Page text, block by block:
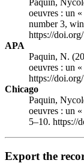
Paquin,
oeuvres : un
number 3,
https://
APA
Paquin, N.
oeuvres : un
https://
Chicago
Paquin,
oeuvres : un
5–10. https://
Export the